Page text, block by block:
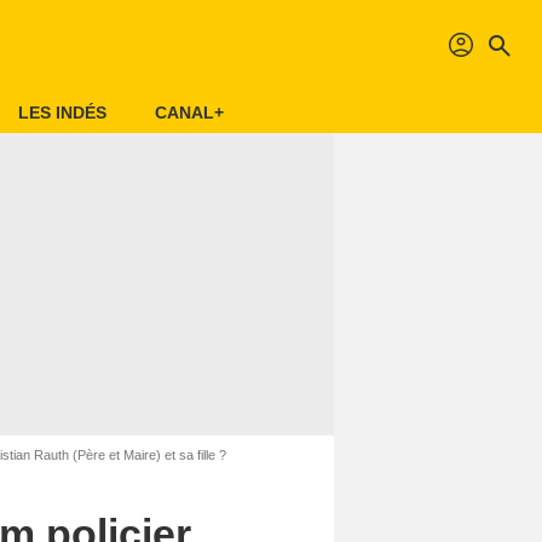
profil search
LES INDÉS CANAL+
Rauth (Père et Maire) et sa fille ?